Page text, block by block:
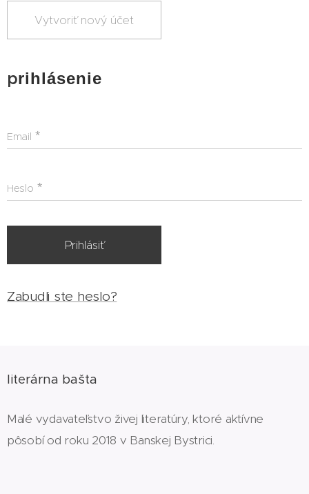
Vytvoriť nový účet
prihlásenie
Email
Heslo
Prihlásiť
Zabudli ste heslo?
literárna bašta
Malé vydavateľstvo živej literatúry, ktoré aktívne
pôsobí od roku 2018 v Banskej Bystrici.